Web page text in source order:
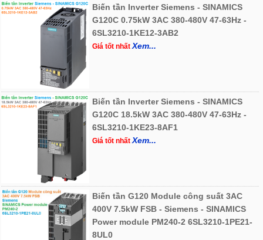
Biến tần Inverter Siemens - SINAMICS
G120C 0.75kW 3AC 380-480V 47-63Hz -
6SL3210-1KE12-3AB2
Giá tốt nhấtXem...
Biến tần Inverter Siemens - SINAMICS
G120C 18.5kW 3AC 380-480V 47-63Hz -
6SL3210-1KE23-8AF1
Giá tốt nhấtXem...
Biến tần G120 Module công suất 3AC
400V 7.5kW FSB - Siemens - SINAMICS
Power module PM240-2 6SL3210-1PE21-
8UL0